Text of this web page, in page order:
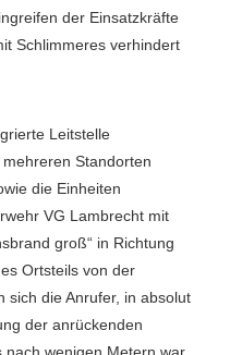
der Einsatzkräfte
Schlimmeres verhindert
Leitstelle
Standorten
die Einheiten
VG Lambrecht mit
groß“ in Richtung
Ortsteils von der
sich die Anrufer, in absolut
der anrückenden
nach wenigen Metern war